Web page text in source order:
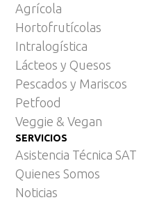
Agrícola
Hortofrutícolas
Intralogística
Lácteos y Quesos
Pescados y Mariscos
Petfood
Veggie & Vegan
SERVICIOS
Asistencia Técnica SAT
Quienes Somos
Noticias